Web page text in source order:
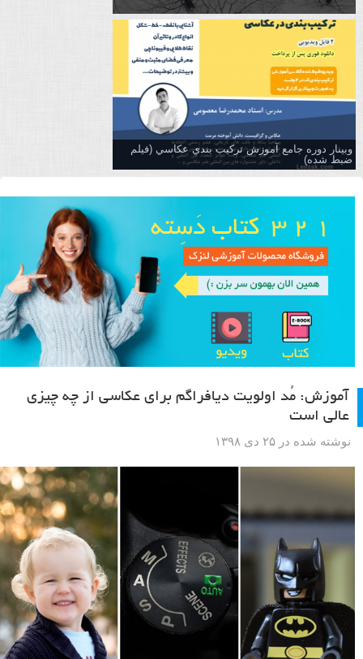
وبینار دوره جامع آموزش تركيب بندي عكاسي (فیلم
ضبط شده)
آموزش: مُد اولویت دیافراگم برای عکاسی از چه چیزی
عالی است
نوشته شده در ۲۵ دی ۱۳۹۸